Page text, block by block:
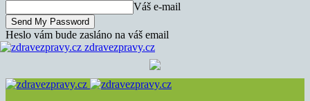
Váš e-mail
Heslo vám bude zasláno na váš email
zdravezpravy.cz